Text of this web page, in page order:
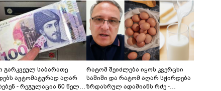
გარკვეულ საბარათე
ავტომატურად აღარ
- რეგულაცია 60 წელს
რატომ შეიძლება იყოს კვერცხი
საშიში და რატომ აღარ სჭირდება
ზრდასრულ ადამიანს რძე -